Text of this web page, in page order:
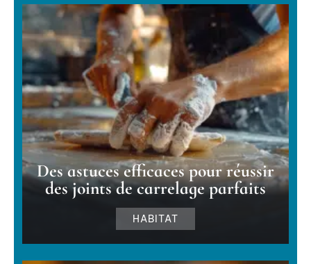
Des astuces efficaces pour réussir
des joints de carrelage parfaits
HABITAT